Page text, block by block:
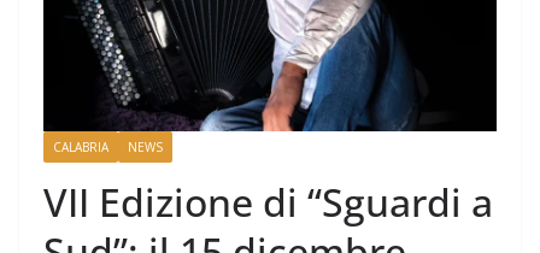
CALABRIA NEWS
VII Edizione di “Sguardi a